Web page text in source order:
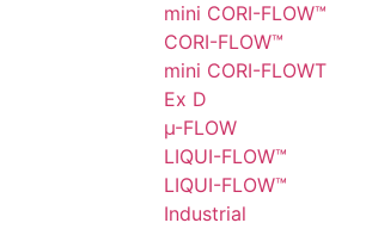
mini CORI-FLOW™
CORI-FLOW™
mini CORI-FLOWT
Ex D
µ-FLOW
LIQUI-FLOW™
LIQUI-FLOW™
Industrial